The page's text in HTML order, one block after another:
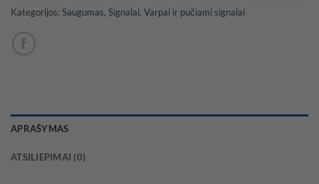
Kategorijos: Saugumas, Signalai, Varpai ir pučiami signalai
APRAŠYMAS
ATSILIEPIMAI (0)